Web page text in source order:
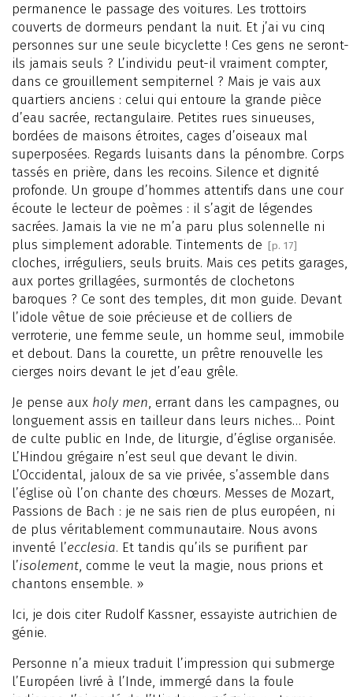
permanence le passage des voitures. Les trottoirs
couverts de dormeurs pendant la nuit. Et j’ai vu cinq
personnes sur une seule bicyclette ! Ces gens ne seront-
ils jamais seuls ? L’individu peut-il vraiment compter,
dans ce grouillement sempiternel ? Mais je vais aux
quartiers anciens : celui qui entoure la grande pièce
d’eau sacrée, rectangulaire. Petites rues sinueuses,
bordées de maisons étroites, cages d’oiseaux mal
superposées. Regards luisants dans la pénombre. Corps
tassés en prière, dans les recoins. Silence et dignité
profonde. Un groupe d’hommes attentifs dans une cour
écoute le lecteur de poèmes : il s’agit de légendes
sacrées. Jamais la vie ne m’a paru plus solennelle ni
plus simplement adorable. Tintements de [p. 17]
cloches, irréguliers, seuls bruits. Mais ces petits garages,
aux portes grillagées, surmontés de clochetons
baroques ? Ce sont des temples, dit mon guide. Devant
l’idole vêtue de soie précieuse et de colliers de
verroterie, une femme seule, un homme seul, immobile
et debout. Dans la courette, un prêtre renouvelle les
cierges noirs devant le jet d’eau grêle.
Je pense aux holy men, errant dans les campagnes, ou
longuement assis en tailleur dans leurs niches… Point
de culte public en Inde, de liturgie, d’église organisée.
L’Hindou grégaire n’est seul que devant le divin.
L’Occidental, jaloux de sa vie privée, s’assemble dans
l’église où l’on chante des chœurs. Messes de Mozart,
Passions de Bach : je ne sais rien de plus européen, ni
de plus véritablement communautaire. Nous avons
inventé l’ecclesia. Et tandis qu’ils se purifient par
l’isolement, comme le veut la magie, nous prions et
chantons ensemble. »
Ici, je dois citer Rudolf Kassner, essayiste autrichien de
génie.
Personne n’a mieux traduit l’impression qui submerge
l’Européen livré à l’Inde, immergé dans la foule